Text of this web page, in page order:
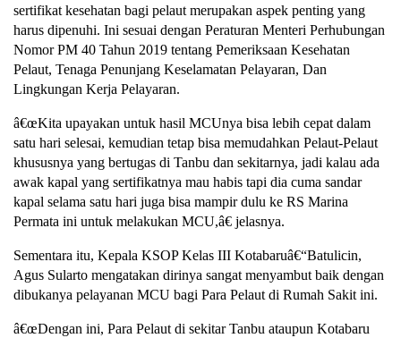
sertifikat kesehatan bagi pelaut merupakan aspek penting yang
harus dipenuhi. Ini sesuai dengan Peraturan Menteri Perhubungan
Nomor PM 40 Tahun 2019 tentang Pemeriksaan Kesehatan
Pelaut, Tenaga Penunjang Keselamatan Pelayaran, Dan
Lingkungan Kerja Pelayaran.
â€œKita upayakan untuk hasil MCUnya bisa lebih cepat dalam
satu hari selesai, kemudian tetap bisa memudahkan Pelaut-Pelaut
khususnya yang bertugas di Tanbu dan sekitarnya, jadi kalau ada
awak kapal yang sertifikatnya mau habis tapi dia cuma sandar
kapal selama satu hari juga bisa mampir dulu ke RS Marina
Permata ini untuk melakukan MCU,â€ jelasnya.
Sementara itu, Kepala KSOP Kelas III Kotabaruâ€“Batulicin,
Agus Sularto mengatakan dirinya sangat menyambut baik dengan
dibukanya pelayanan MCU bagi Para Pelaut di Rumah Sakit ini.
â€œDengan ini, Para Pelaut di sekitar Tanbu ataupun Kotabaru